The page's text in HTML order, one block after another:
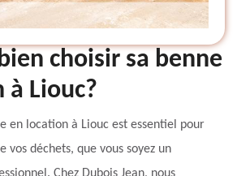
choisir sa benne
à Liouc?
en location à Liouc est essentiel pour
vos déchets, que vous soyez un
Chez Dubois Jean, nous